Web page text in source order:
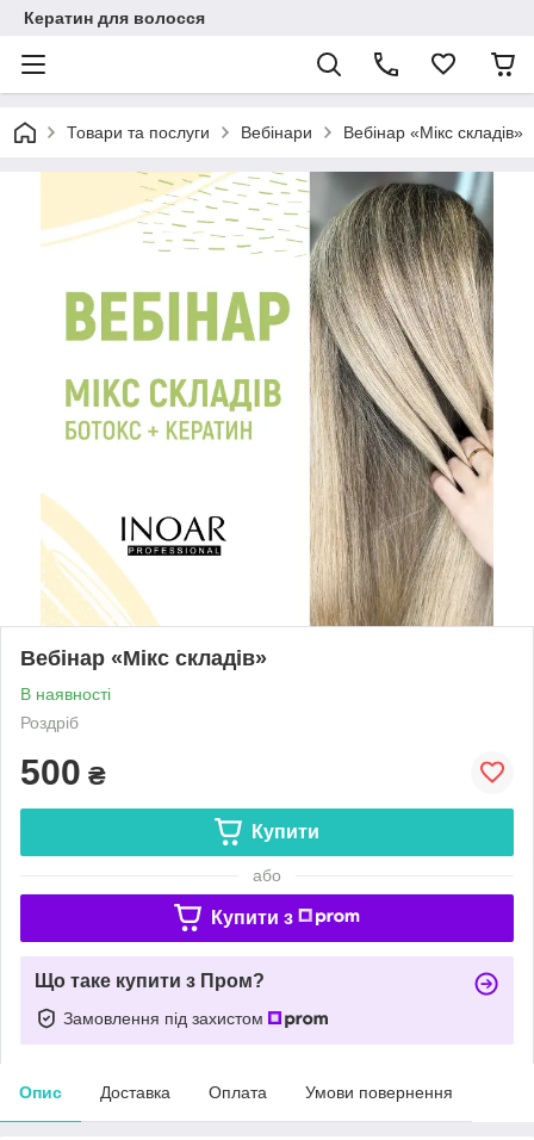
Кератин для волосся
Товари та послуги Вебінари Вебінар «Мікс складів»
Вебінар «Мікс складів»
В наявності
Роздріб
500 ₴
Купити
або
Купити з
Що таке купити з Пром?
Замовлення під захистом
Опис Доставка Оплата Умови повернення